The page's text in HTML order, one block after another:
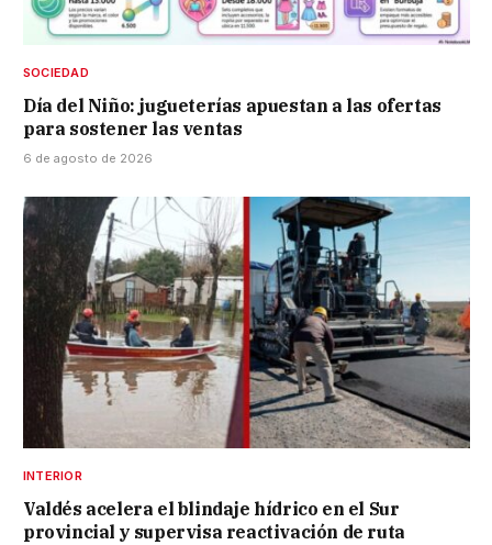
SOCIEDAD
Día del Niño: jugueterías apuestan a las ofertas
para sostener las ventas
6 de agosto de 2026
INTERIOR
Valdés acelera el blindaje hídrico en el Sur
provincial y supervisa reactivación de ruta